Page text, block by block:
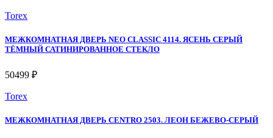
Torex
МЕЖКОМНАТНАЯ ДВЕРЬ NEO CLASSIC 4114. ЯСЕНЬ СЕРЫЙ
ТЁМНЫЙ САТИНИРОВАННОЕ СТЕКЛО
50499 ₽
Torex
МЕЖКОМНАТНАЯ ДВЕРЬ CENTRO 2503. ЛЕОН БЕЖЕВО-СЕРЫЙ